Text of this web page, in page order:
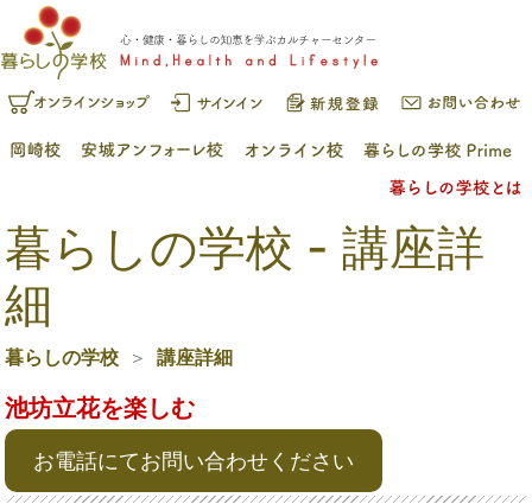
暮らしの学校 - 講座詳
細
暮らしの学校 講座詳細
池坊立花を楽しむ
お電話にてお問い合わせください